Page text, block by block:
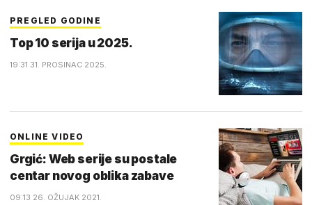
PREGLED GODINE
Top 10 serija u 2025.
19:31 31. PROSINAC 2025.
ONLINE VIDEO
Grgić: Web serije su postale
centar novog oblika zabave
09:13 26. OŽUJAK 2021.